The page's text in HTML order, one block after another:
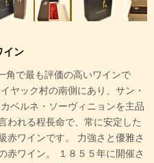
イン
角で最も評価の高いワインで
ヤック村の南側にあり、サン・
ベルネ・ソーヴィニョンを主品
われる程長命で、常に安定した
赤ワインです。 力強さと優雅さ
赤ワイン。 １８５５年に開催さ